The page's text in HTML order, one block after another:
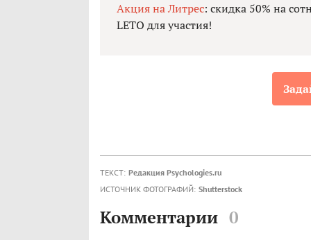
Акция на Литрес: скидка 50% на
LETO для участия!
ТЕКСТ: Редакция Psychologies.ru
ИСТОЧНИК ФОТОГРАФИЙ: Shutterstock
Комментарии 0